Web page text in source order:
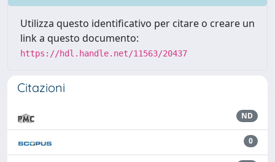
Utilizza questo identificativo per citare o creare un
link a questo documento:
https://hdl.handle.net/11563/20437
Citazioni
ND
0